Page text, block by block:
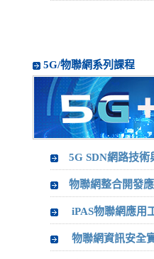
5G/物聯網系列課程
5G SDN網路技
物聯網整合開發
iPAS物聯網應用
物聯網資訊安全